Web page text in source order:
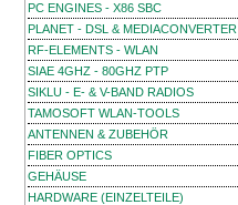
PC ENGINES - X86 SBC
PLANET - DSL & MEDIACONVERTER
RF-ELEMENTS - WLAN
SIAE 4GHZ - 80GHZ PTP
SIKLU - E- & V-BAND RADIOS
TAMOSOFT WLAN-TOOLS
ANTENNEN & ZUBEHÖR
FIBER OPTICS
GEHÄUSE
HARDWARE (EINZELTEILE)